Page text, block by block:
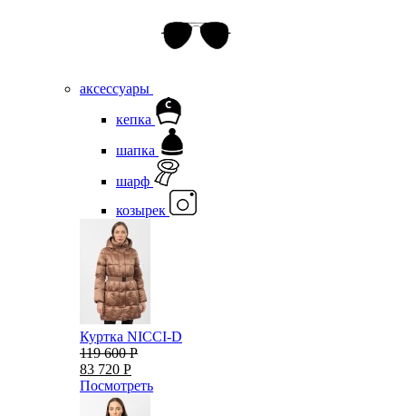
аксессуары
кепка
шапка
шарф
козырек
Куртка NICCI-D
119 600 Р
83 720 Р
Посмотреть